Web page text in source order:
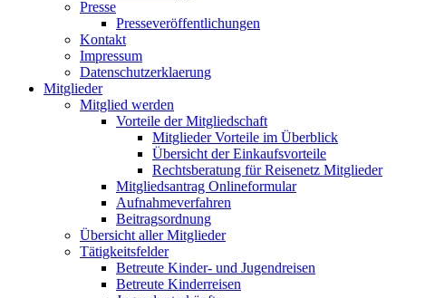
Presse
Presseveröffentlichungen
Kontakt
Impressum
Datenschutzerklaerung
Mitglieder
Mitglied werden
Vorteile der Mitgliedschaft
Mitglieder Vorteile im Überblick
Übersicht der Einkaufsvorteile
Rechtsberatung für Reisenetz Mitglieder
Mitgliedsantrag Onlineformular
Aufnahmeverfahren
Beitragsordnung
Übersicht aller Mitglieder
Tätigkeitsfelder
Betreute Kinder- und Jugendreisen
Betreute Kinderreisen